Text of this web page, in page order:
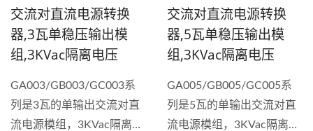
交流对直流电源转换
器,3瓦单稳压输出模
组,3KVac隔离电压
GA003/GB003/GC003系
列是3瓦的单输出交流对直
流电源模组，3KVac隔离电
交流对直流电源转换
器,5瓦单稳压输出模
组,3KVac隔离电压
GA005/GB005/GC005系
列是5瓦的单输出交流对直
流电源模组，3KVac隔离电